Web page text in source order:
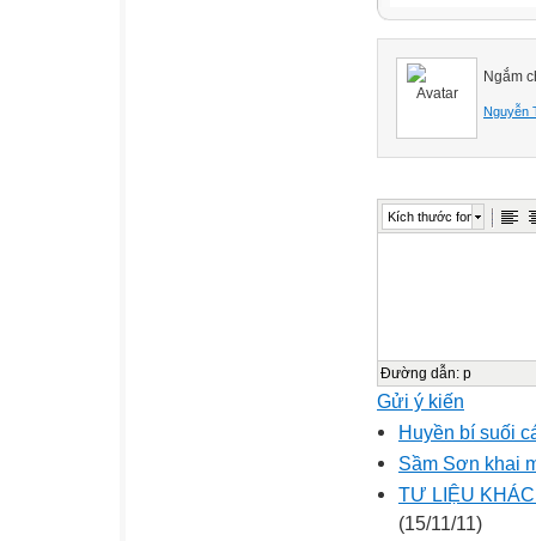
Ngắm
Nguyễn
Kích thước font
Đường dẫn: p
Gửi ý kiến
Huyền bí suối
Sầm Sơn khai
TƯ LIỆU
(15/11/11)